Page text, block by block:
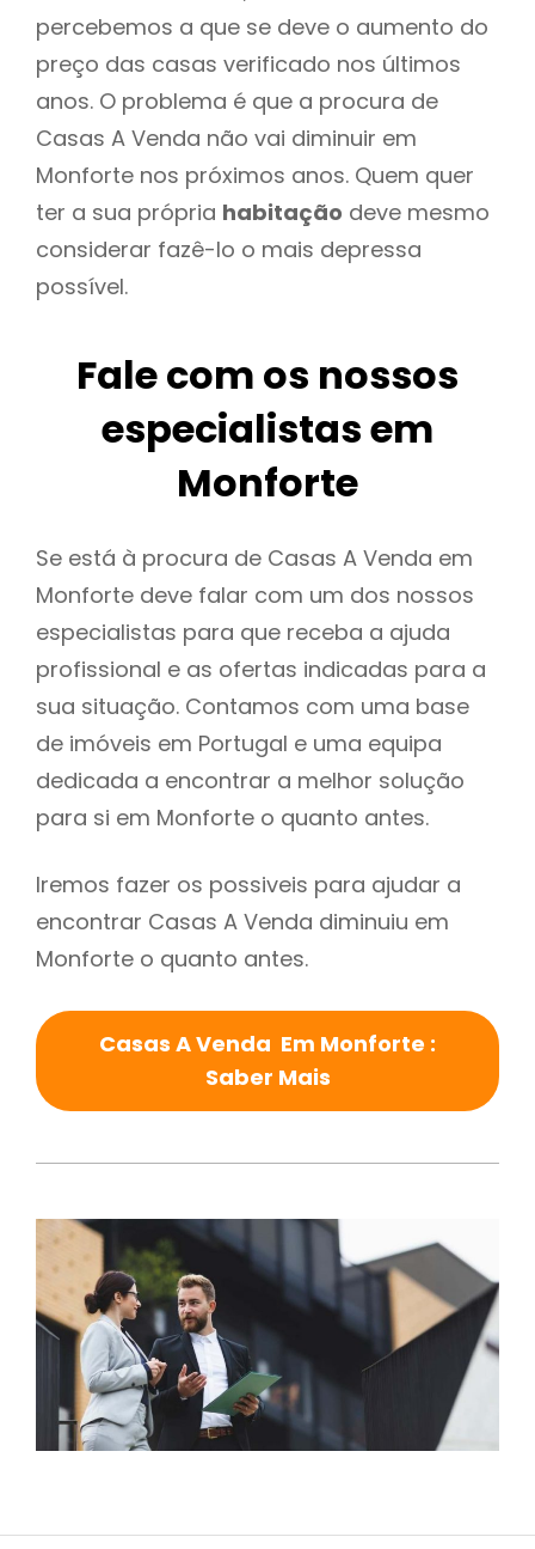
percebemos a que se deve o aumento do
preço das casas verificado nos últimos
anos. O problema é que a procura de
Casas A Venda não vai diminuir em
Monforte nos próximos anos. Quem quer
ter a sua própria habitação deve mesmo
considerar fazê-lo o mais depressa
possível.
Fale com os nossos
especialistas em
Monforte
Se está à procura de Casas A Venda em
Monforte deve falar com um dos nossos
especialistas para que receba a ajuda
profissional e as ofertas indicadas para a
sua situação. Contamos com uma base
de imóveis em Portugal e uma equipa
dedicada a encontrar a melhor solução
para si em Monforte o quanto antes.
Iremos fazer os possiveis para ajudar a
encontrar Casas A Venda diminuiu em
Monforte o quanto antes.
Casas A Venda Em Monforte :
Saber Mais